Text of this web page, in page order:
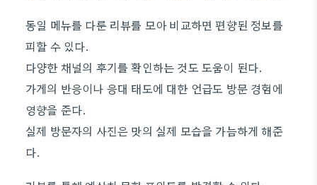
동일 메뉴를 다룬 리뷰를 모아 비교하면 편향된 정보를
피할 수 있다.
다양한 채널의 후기를 확인하는 것도 도움이 된다.
가게의 반응이나 응대 태도에 대한 언급도 방문 경험에
영향을 준다.
실제 방문자의 사진은 맛의 실제 모습을 가늠하게 해준
다.